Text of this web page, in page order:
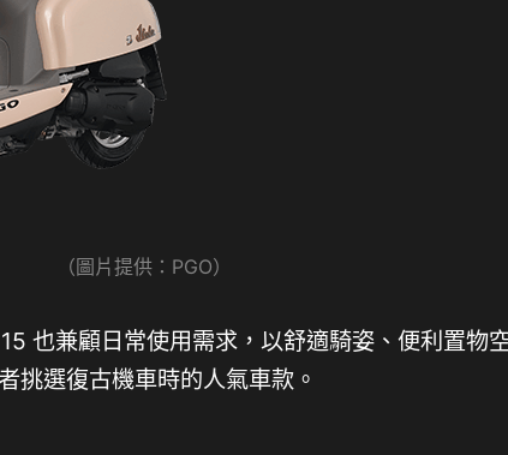
（圖片提供：PGO）
也兼顧日常使用需求，以舒適騎姿、便利置物
挑選復古機車時的人氣車款。